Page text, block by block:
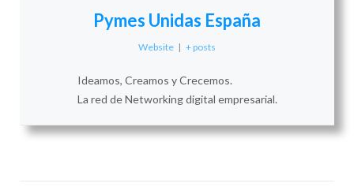
Pymes Unidas España
Website | + posts
Ideamos, Creamos y Crecemos.
La red de Networking digital empresarial.